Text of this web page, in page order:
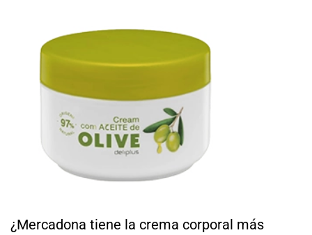
¿Mercadona tiene la crema corporal más